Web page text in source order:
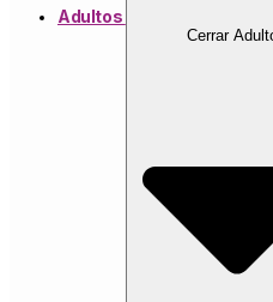
Adultos
Cerrar